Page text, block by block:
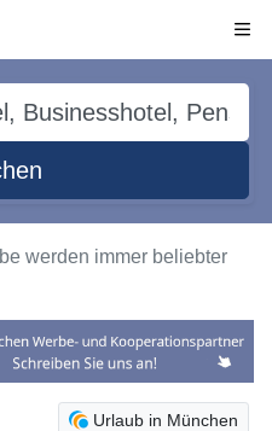
werden immer beliebter
Urlaub in München